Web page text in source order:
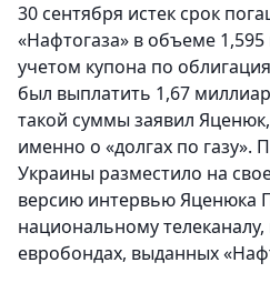
30 сентября истек срок
«Нафтогаза» в объеме
учетом купона по
был выплатить 1,67
такой суммы заявил
именно о «долгах по газу».
Украины разместило на
версию интервью Яценюка
национальному
евробондах, выданных